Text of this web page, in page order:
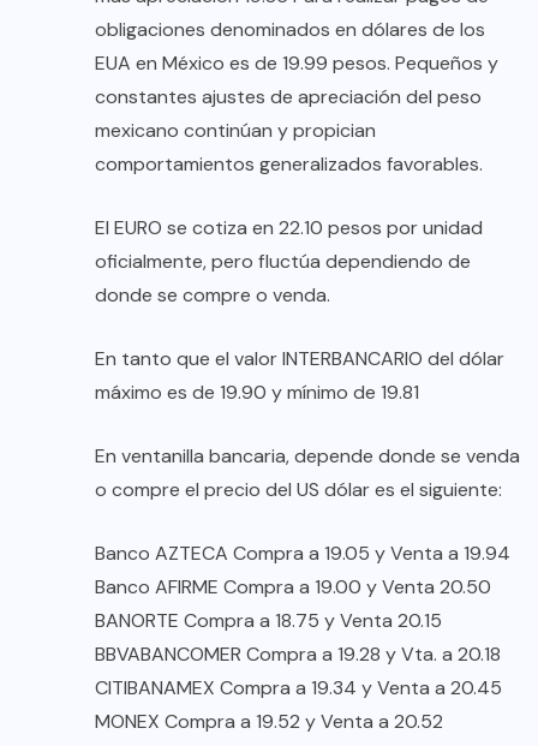
obligaciones denominados en dólares de los
EUA en México es de 19.99 pesos. Pequeños y
constantes ajustes de apreciación del peso
mexicano continúan y propician
comportamientos generalizados favorables.
El EURO se cotiza en 22.10 pesos por unidad
oficialmente, pero fluctúa dependiendo de
donde se compre o venda.
En tanto que el valor INTERBANCARIO del dólar
máximo es de 19.90 y mínimo de 19.81
En ventanilla bancaria, depende donde se venda
o compre el precio del US dólar es el siguiente:
Banco AZTECA Compra a 19.05 y Venta a 19.94
Banco AFIRME Compra a 19.00 y Venta 20.50
BANORTE Compra a 18.75 y Venta 20.15
BBVABANCOMER Compra a 19.28 y Vta. a 20.18
CITIBANAMEX Compra a 19.34 y Venta a 20.45
MONEX Compra a 19.52 y Venta a 20.52